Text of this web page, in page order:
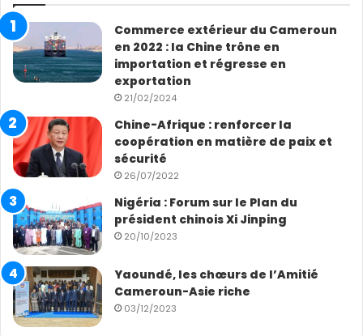
Commerce extérieur du Cameroun
en 2022 : la Chine trône en
importation et régresse en
exportation
21/02/2024
Chine-Afrique : renforcer la
coopération en matière de paix et
sécurité
26/07/2022
Nigéria : Forum sur le Plan du
président chinois Xi Jinping
20/10/2023
Yaoundé, les chœurs de l’Amitié
Cameroun-Asie riche
03/12/2023